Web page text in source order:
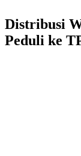
Distribusi
Peduli ke